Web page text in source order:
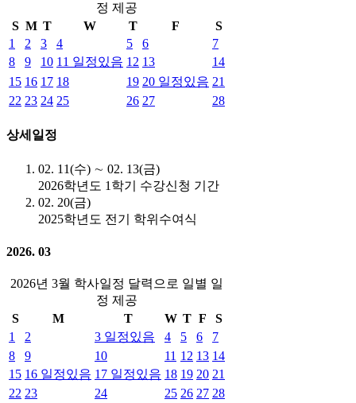
정 제공
S M T W T F
S
1
2 3 4 5 6
7
8
9 10 11 일정있음 12 13
14
15 16 17 18 19 20 일정있음 21
22 23 24 25 26 27 28
상세일정
02. 11(수) ∼ 02. 13(금)
2026학년도 1학기 수강신청 기간
02. 20(금)
2025학년도 전기 학위수여식
2026. 03
2026년 3월 학사일정 달력으로 일별 일
정 제공
S
M T W T F
S
1
2 3 일정있음 4 5 6
7
8
9 10 11 12 13 14
15 16 일정있음 17 일정있음 18 19 20 21
22 23 24 25 26 27 28